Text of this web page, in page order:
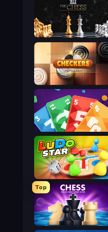
The Chess
Foono Online Multiplayer
Ludo Star League
Top
Chess Online Multiplayer